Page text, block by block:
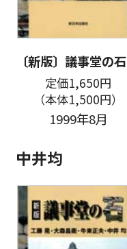
〔新版〕議事堂の石
定価1,650円
（本体1,500円）
1999年8月
中井均